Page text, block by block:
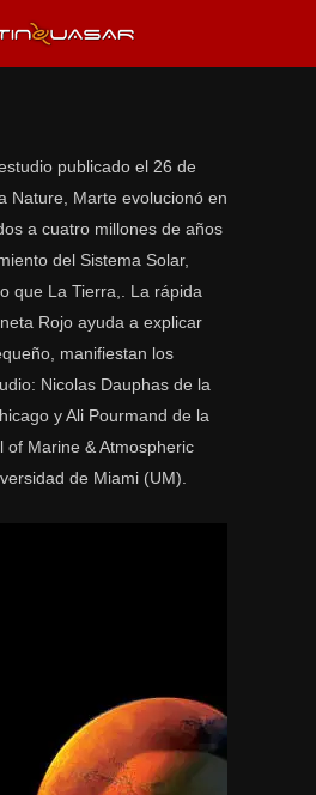
publicado el 26 de
Nature, Marte evolucionó en
a cuatro millones de años
del Sistema Solar,
que La Tierra,. La rápida
Rojo ayuda a explicar
manifiestan los
Nicolas Dauphas de la
y Ali Pourmand de la
of Marine & Atmospheric
de Miami (UM).